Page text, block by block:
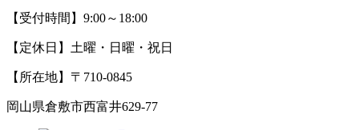
【受付時間】9:00～18:00
【定休日】土曜・日曜・祝日
【所在地】〒710-0845
岡山県倉敷市西富井629-77